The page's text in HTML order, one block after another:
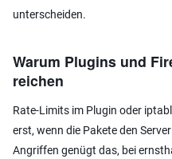
unterscheiden.
Warum Plugins und
reichen
Rate-Limits im Plugin oder
erst, wenn die Pakete den
Angriffen genügt das, bei